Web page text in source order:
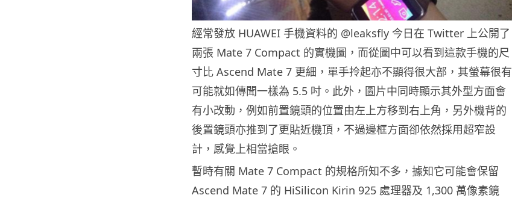
經常發放 HUAWEI 手機資料的 @leaksfly 今日在 Twitter 上公開了
兩張 Mate 7 Compact 的實機圖，而從圖中可以看到這款手機的尺
寸比 Ascend Mate 7 更細，單手拎起亦不顯得很大部，其螢幕很有
可能就如傳聞一樣為 5.5 吋。此外，圖片中同時顯示其外型方面會
有小改動，例如前置鏡頭的位置由左上方移到右上角，另外機背的
後置鏡頭亦推到了更貼近機頂，不過邊框方面卻依然採用超窄設
計，感覺上相當搶眼。
暫時有關 Mate 7 Compact 的規格所知不多，據知它可能會保留
Ascend Mate 7 的 HiSilicon Kirin 925 處理器及 1,300 萬像素鏡